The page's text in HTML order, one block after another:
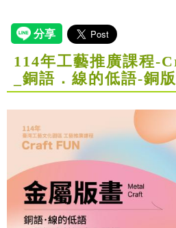
114年工藝推廣課程-
_銅語．線的低語-銅